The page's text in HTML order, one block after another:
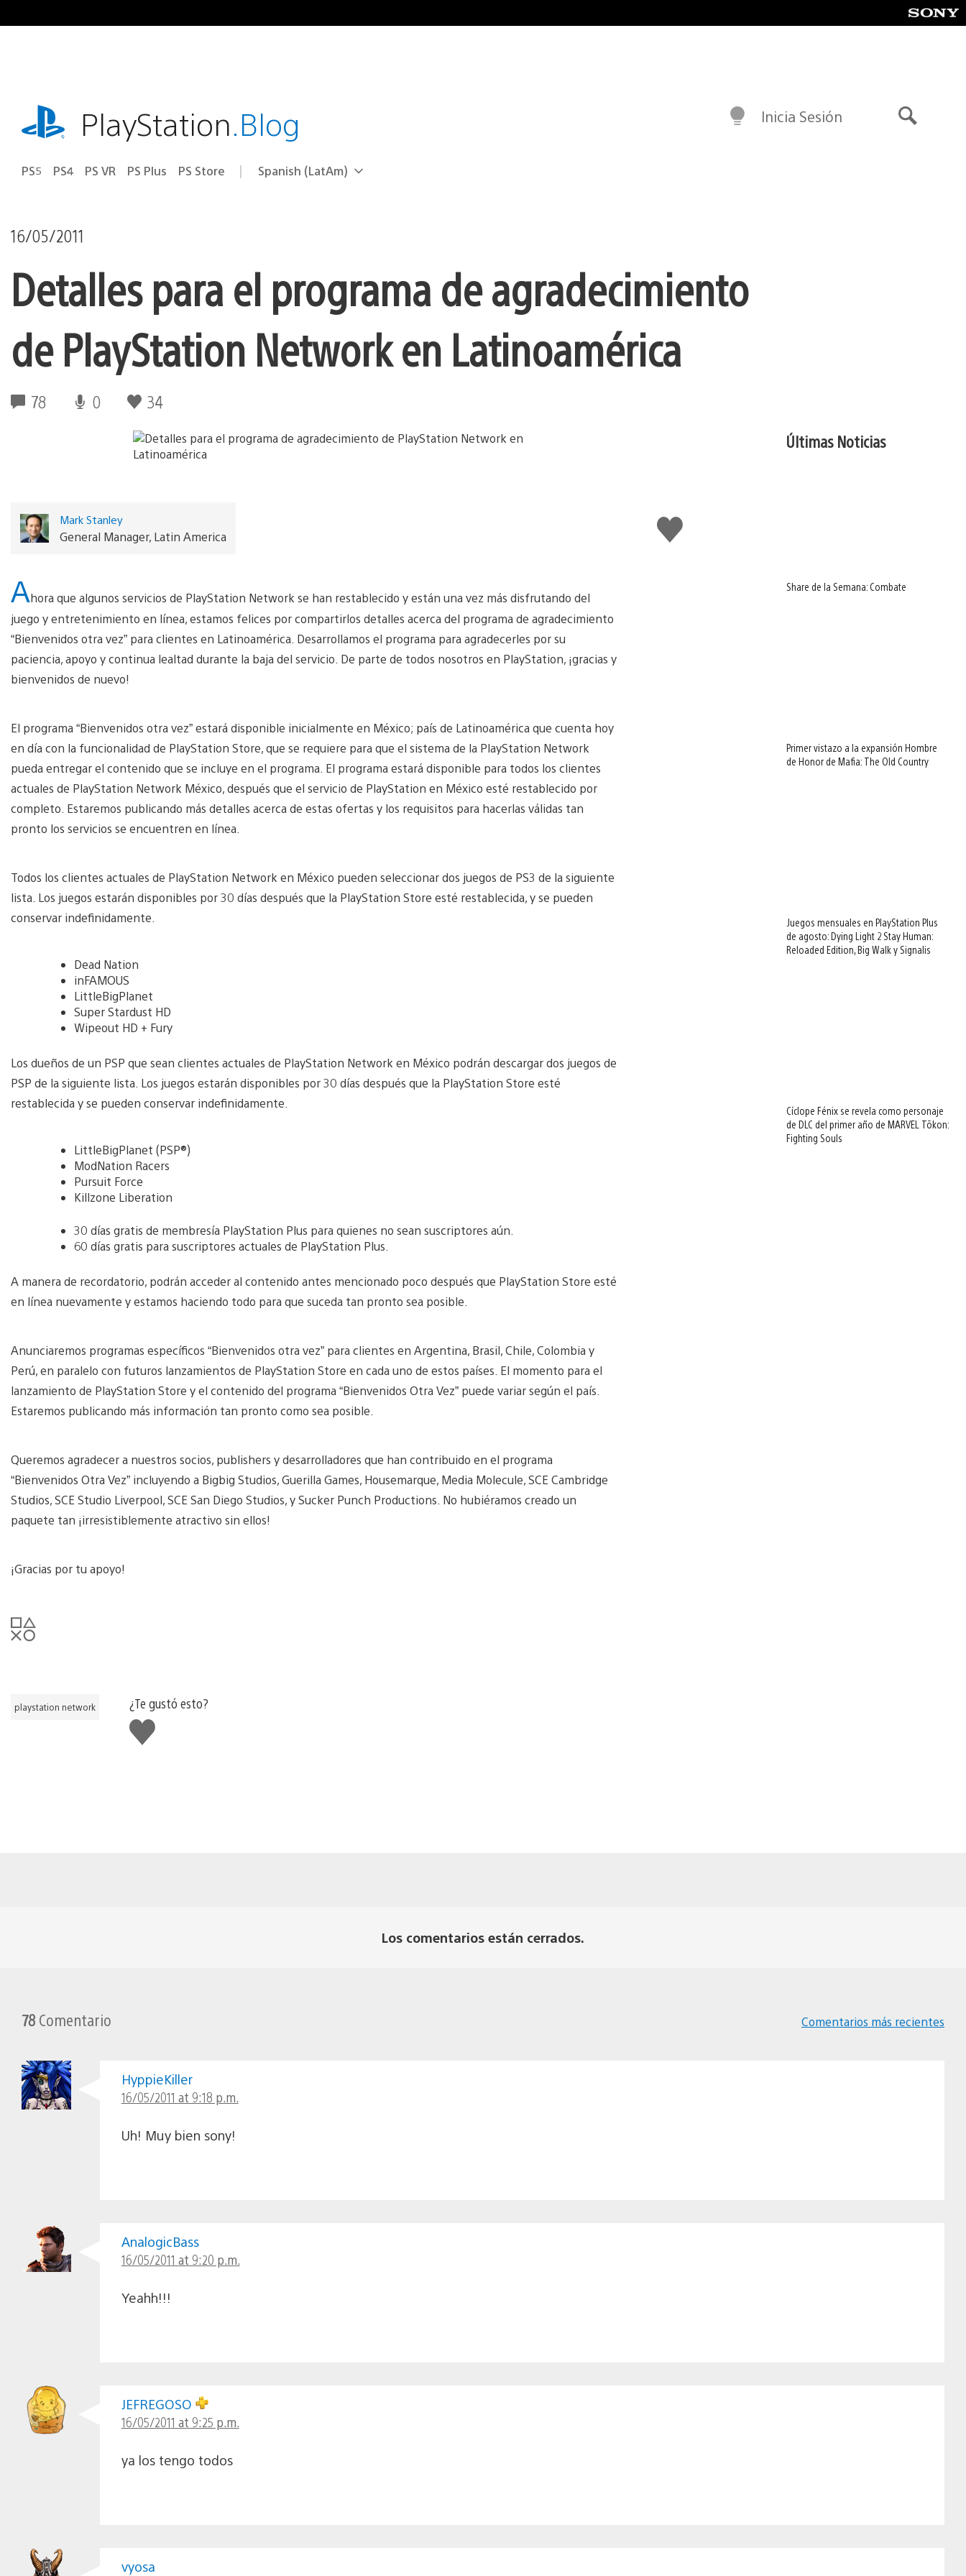
al
playstation.comPlayStation.Blog
PS5 PS4 PS VR PS Plus PS Store Elige
Región
Spanish (LatAm)
Inicia Sesión
16/05/2011
Detalles para el programa de agradecimiento
de PlayStation Network en Latinoamérica
78 0 34
Me
gusta
Mark Stanley
General Manager, Latin America
Ahora que algunos servicios de PlayStation Network se han restablecido y están una vez más disfrutando del
juego y entretenimiento en línea, estamos felices por compartirlos detalles acerca del programa de agradecimiento
“Bienvenidos otra vez” para clientes en Latinoamérica. Desarrollamos el programa para agradecerles por su
paciencia, apoyo y continua lealtad durante la baja del servicio. De parte de todos nosotros en PlayStation, ¡gracias y
bienvenidos de nuevo!
El programa “Bienvenidos otra vez” estará disponible inicialmente en México; país de Latinoamérica que cuenta hoy
en día con la funcionalidad de PlayStation Store, que se requiere para que el sistema de la PlayStation Network
pueda entregar el contenido que se incluye en el programa. El programa estará disponible para todos los clientes
actuales de PlayStation Network México, después que el servicio de PlayStation en México esté restablecido por
completo. Estaremos publicando más detalles acerca de estas ofertas y los requisitos para hacerlas válidas tan
pronto los servicios se encuentren en línea.
Todos los clientes actuales de PlayStation Network en México pueden seleccionar dos juegos de PS3 de la siguiente
lista. Los juegos estarán disponibles por 30 días después que la PlayStation Store esté restablecida, y se pueden
conservar indefinidamente.
Dead Nation
inFAMOUS
LittleBigPlanet
Super Stardust HD
Wipeout HD + Fury
Los dueños de un PSP que sean clientes actuales de PlayStation Network en México podrán descargar dos juegos de
PSP de la siguiente lista. Los juegos estarán disponibles por 30 días después que la PlayStation Store esté
restablecida y se pueden conservar indefinidamente.
LittleBigPlanet (PSP®)
ModNation Racers
Pursuit Force
Killzone Liberation
30 días gratis de membresía PlayStation Plus para quienes no sean suscriptores aún.
60 días gratis para suscriptores actuales de PlayStation Plus.
A manera de recordatorio, podrán acceder al contenido antes mencionado poco después que PlayStation Store esté
en línea nuevamente y estamos haciendo todo para que suceda tan pronto sea posible.
Anunciaremos programas específicos “Bienvenidos otra vez” para clientes en Argentina, Brasil, Chile, Colombia y
Perú, en paralelo con futuros lanzamientos de PlayStation Store en cada uno de estos países. El momento para el
lanzamiento de PlayStation Store y el contenido del programa “Bienvenidos Otra Vez” puede variar según el país.
Estaremos publicando más información tan pronto como sea posible.
Queremos agradecer a nuestros socios, publishers y desarrolladores que han contribuido en el programa
“Bienvenidos Otra Vez” incluyendo a Bigbig Studios, Guerilla Games, Housemarque, Media Molecule, SCE Cambridge
Studios, SCE Studio Liverpool, SCE San Diego Studios, y Sucker Punch Productions. No hubiéramos creado un
paquete tan ¡irresistiblemente atractivo sin ellos!
¡Gracias por tu apoyo!
playstation network
¿Te gustó esto?
Me
gusta
Últimas Noticias
Share de la Semana: Combate
Primer vistazo a la expansión Hombre
de Honor de Mafia: The Old Country
Juegos mensuales en PlayStation Plus
de agosto: Dying Light 2 Stay Human:
Reloaded Edition, Big Walk y Signalis
Cíclope Fénix se revela como personaje
de DLC del primer año de MARVEL Tōkon:
Fighting Souls
Los comentarios están cerrados.
78 Comentario Comentarios más recientes
HyppieKiller
16/05/2011 at 9:18 p.m.
Uh! Muy bien sony!
AnalogicBass
16/05/2011 at 9:20 p.m.
Yeahh!!!
JEFREGOSO
16/05/2011 at 9:25 p.m.
ya los tengo todos
vyosa